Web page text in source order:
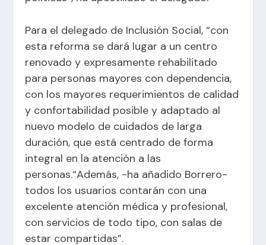
Para el delegado de Inclusión Social, “con
esta reforma se dará lugar a un centro
renovado y expresamente rehabilitado
para personas mayores con dependencia,
con los mayores requerimientos de calidad
y confortabilidad posible y adaptado al
nuevo modelo de cuidados de larga
duración, que está centrado de forma
integral en la atención a las
personas.“Además, -ha añadido Borrero-
todos los usuarios contarán con una
excelente atención médica y profesional,
con servicios de todo tipo, con salas de
estar compartidas”.